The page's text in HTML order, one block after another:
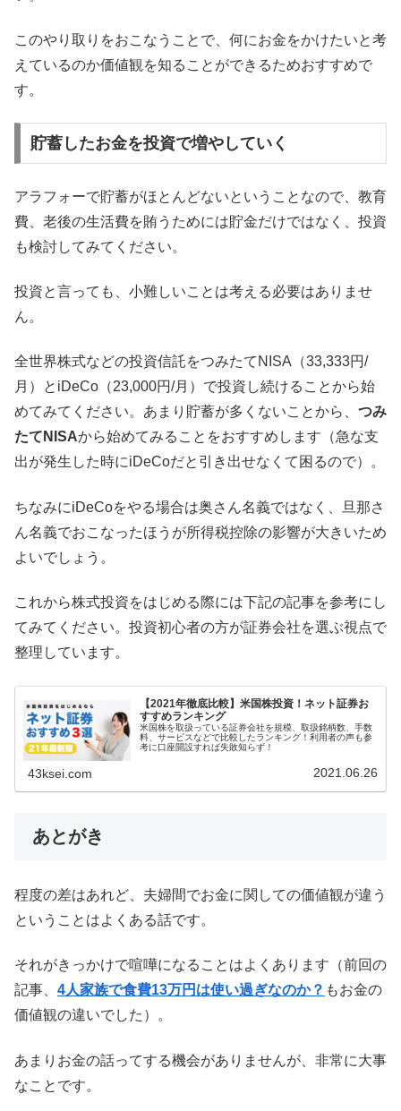
このやり取りをおこなうことで、何にお金をかけたいと考
えているのか価値観を知ることができるためおすすめで
す。
貯蓄したお金を投資で増やしていく
アラフォーで貯蓄がほとんどないということなので、教育
費、老後の生活費を賄うためには貯金だけではなく、投資
も検討してみてください。
投資と言っても、小難しいことは考える必要はありませ
ん。
全世界株式などの投資信託をつみたてNISA（33,333円/
月）とiDeCo（23,000円/月）で投資し続けることから始
めてみてください。あまり貯蓄が多くないことから、 つみ
たてNISAから始めてみることをおすすめします（急な支
出が発生した時にiDeCoだと引き出せなくて困るので）。
ちなみにiDeCoをやる場合は奥さん名義ではなく、旦那さ
ん名義でおこなったほうが所得税控除の影響が大きいため
よいでしょう。
これから株式投資をはじめる際には下記の記事を参考にし
てみてください。投資初心者の方が証券会社を選ぶ視点で
整理しています。
【2021年徹底比較】米国株投資！ネット証券お
すすめランキング
米国株を取扱っている証券会社を規模、取扱銘柄数、手数
料、サービスなどで比較したランキング！利用者の声も参
考に口座開設すれば失敗知らず！
43ksei.com 2021.06.26
あとがき
程度の差はあれど、夫婦間でお金に関しての価値観が違う
ということはよくある話です。
それがきっかけで喧嘩になることはよくあります（前回の
記事、 4人家族で食費13万円は使い過ぎなのか？ もお金の
価値観の違いでした）。
あまりお金の話ってする機会がありませんが、非常に大事
なことです。